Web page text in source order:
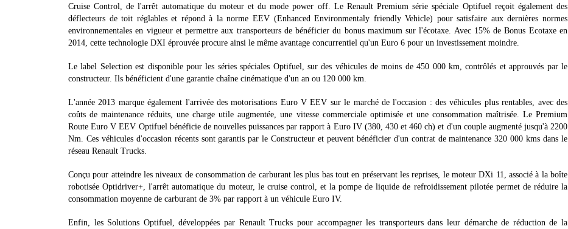
Cruise Control, de l'arrêt automatique du moteur et du mode power off. Le Renault Premium série spéciale Optifuel reçoit également des
déflecteurs de toit réglables et répond à la norme EEV (Enhanced Environmentaly friendly Vehicle) pour satisfaire aux dernières normes
environnementales en vigueur et permettre aux transporteurs de bénéficier du bonus maximum sur l'écotaxe. Avec 15% de Bonus Ecotaxe en
2014, cette technologie DXI éprouvée procure ainsi le même avantage concurrentiel qu'un Euro 6 pour un investissement moindre.
Le label Selection est disponible pour les séries spéciales Optifuel, sur des véhicules de moins de 450 000 km, contrôlés et approuvés par le
constructeur. Ils bénéficient d'une garantie chaîne cinématique d'un an ou 120 000 km.
L'année 2013 marque également l'arrivée des motorisations Euro V EEV sur le marché de l'occasion : des véhicules plus rentables, avec des
coûts de maintenance réduits, une charge utile augmentée, une vitesse commerciale optimisée et une consommation maîtrisée. Le Premium
Route Euro V EEV Optifuel bénéficie de nouvelles puissances par rapport à Euro IV (380, 430 et 460 ch) et d'un couple augmenté jusqu'à 2200
Nm. Ces véhicules d'occasion récents sont garantis par le Constructeur et peuvent bénéficier d'un contrat de maintenance 320 000 kms dans le
réseau Renault Trucks.
Conçu pour atteindre les niveaux de consommation de carburant les plus bas tout en préservant les reprises, le moteur DXi 11, associé à la boîte
robotisée Optidriver+, l'arrêt automatique du moteur, le cruise control, et la pompe de liquide de refroidissement pilotée permet de réduire la
consommation moyenne de carburant de 3% par rapport à un véhicule Euro IV.
Enfin, les Solutions Optifuel, développées par Renault Trucks pour accompagner les transporteurs dans leur démarche de réduction de la